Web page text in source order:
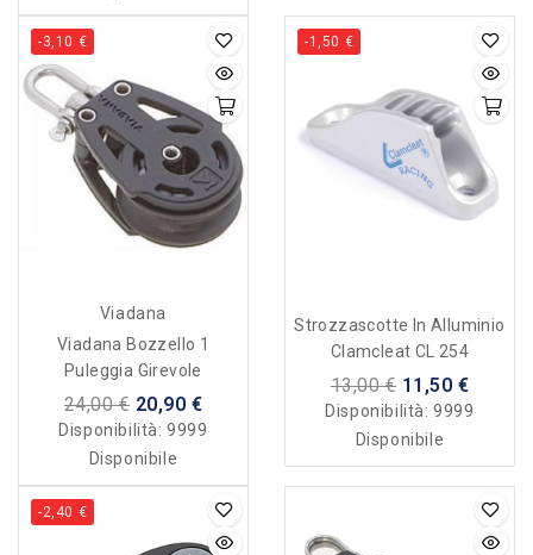
-3,10 €
Viadana
Viadana Bozzello 1
Puleggia Girevole
24,00 € 20,90 €
Disponibilità:9999
Disponibile
-1,50 €
Strozzascotte In Alluminio
Clamcleat CL 254
13,00 € 11,50 €
Disponibilità:9999
Disponibile
-2,40 €